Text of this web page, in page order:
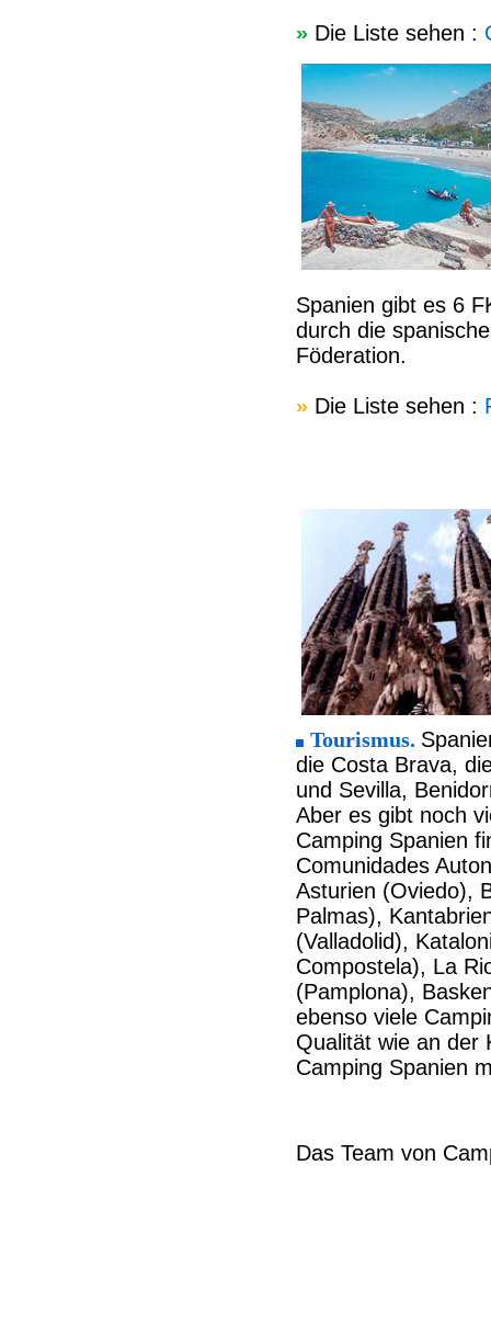
» Die Liste sehen :
Spanien gibt es 6
durch die
Föderation.
» Die Liste sehen :
Tourismus.
die Costa Brava,
und Sevilla,
Aber es gibt noch
Camping Spanien
Comunidades
Asturien (Oviedo),
Palmas),
(Valladolid),
Compostela), La
(Pamplona),
ebenso viele
Qualität wie an der
Camping Spanien
Das Team von